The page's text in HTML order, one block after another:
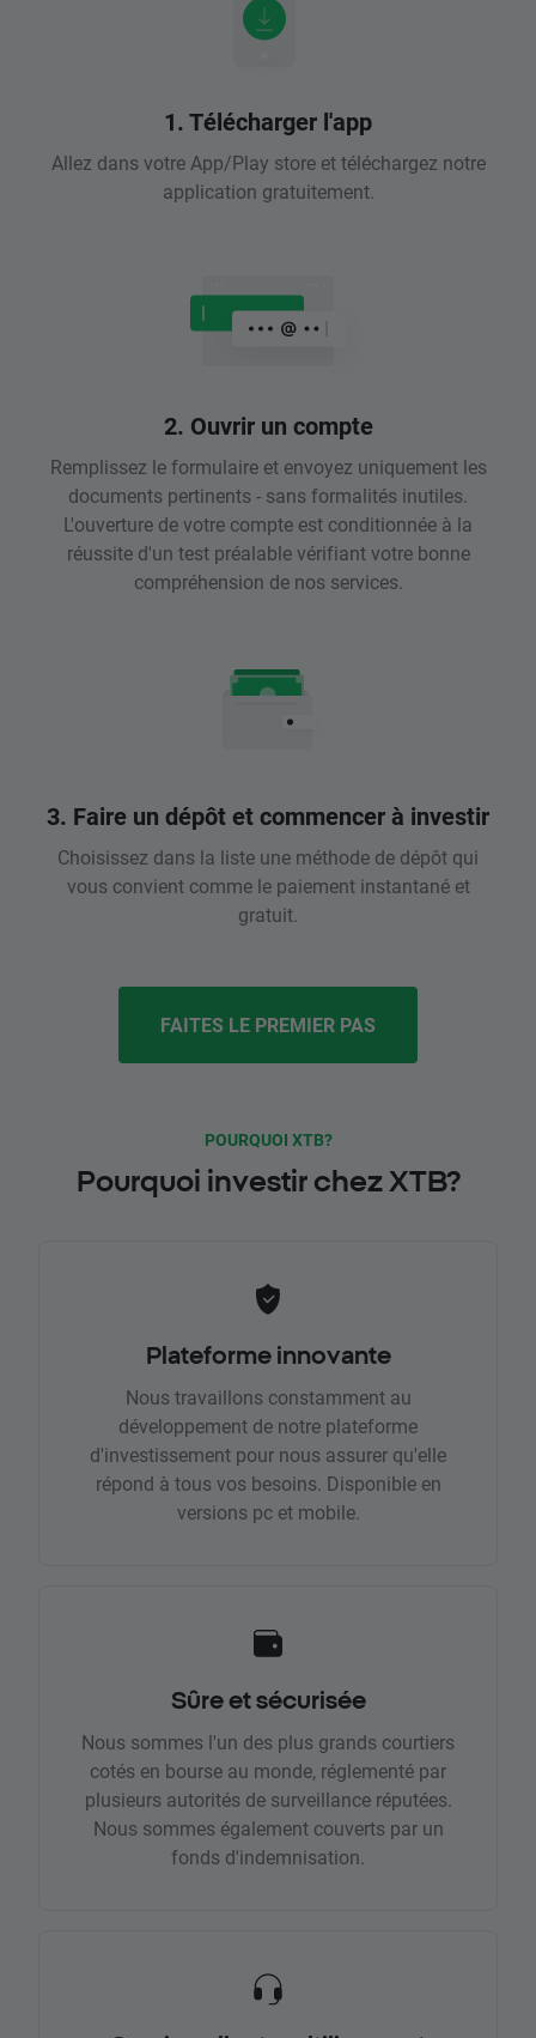
1. Télécharger l'app
Allez dans votre App/Play store et téléchargez notre
application gratuitement.
2. Ouvrir un compte
Remplissez le formulaire et envoyez uniquement les
documents pertinents - sans formalités inutiles.
L'ouverture de votre compte est conditionnée à la
réussite d'un test préalable vérifiant votre bonne
compréhension de nos services.
3. Faire un dépôt et commencer à investir
Choisissez dans la liste une méthode de dépôt qui
vous convient comme le paiement instantané et
gratuit.
FAITES LE PREMIER PAS
POURQUOI XTB?
Pourquoi investir chez XTB?
Plateforme innovante
Nous travaillons constamment au
développement de notre plateforme
d'investissement pour nous assurer qu'elle
répond à tous vos besoins. Disponible en
versions pc et mobile.
Sûre et sécurisée
Nous sommes l'un des plus grands courtiers
cotés en bourse au monde, réglementé par
plusieurs autorités de surveillance réputées.
Nous sommes également couverts par un
fonds d'indemnisation.